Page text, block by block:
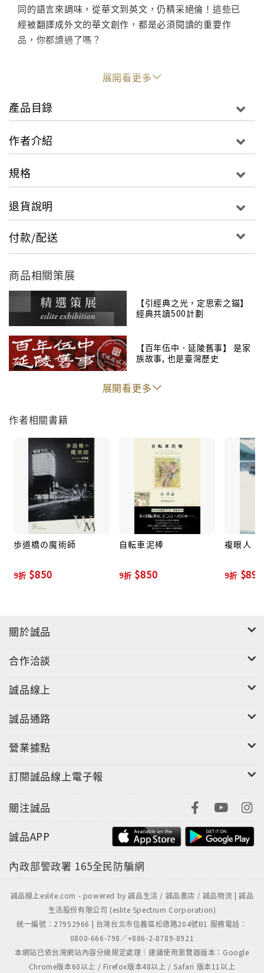
同的語言來調味，從華文到英文，仍精采絕倫！這些已
經被翻譯成外文的華文創作，都是必須閱讀的重要作
品，你都讀過了嗎？
☞點此進入迷誠品閱讀文章
那是一個你無法好好哀悼，無法好好愛的時代。
Longlisted
2018
◎繼法國島嶼文學獎小說獎、《Time Out Beijing》百
年來最佳中文小說《複眼人》、博客來華文創作年度之
最《天橋上的魔術師》、金石堂年度十大影響力好書
出版，受到國際評論稱譽小說家吳明益重要長篇小說。
◎小說藉由「物」的歷史，走進島嶼的歷史。可與獲得
《亞洲週刊》年度十大中文小說的《睡眠的航線》視為
連作。
◎書中小說主人公撰寫的〈鐵馬誌〉筆記，娓娓道來腳
踏車歷史，並附有精緻手繪鐵馬插圖；既是小說，也是
庶民史的展現。
◎附有作者親繪摺頁海報──「歷史事件及小說事件對照
◎榮獲2015台灣文學館長篇小說金典獎、誠品書店閱讀
中時開卷年度好書（中文創作類）、文化部2001-2015
台灣長篇小說30部
◎收錄知名評論家、哈佛大學講座教授王德威精采序
論。
／
件的縫隙都還留著故事……
小說裡被遺忘的腳踏車開始。
故事從失蹤了二十年的父親及一輛幸福牌腳踏車說起。
一天我在翻閱家族相簿時，一張陌生人和一輛熟悉腳踏
車的決心，而一個讀者的來信則讓那輛腳踏車從虛構小
說進入現實⋯⋯
「我」藉由收集各種幸福牌腳踏車的機會，認識了喜愛
收藏舊貨的阿布、酷愛古董腳踏車的小夏，以及放有那
輛酷似父親幸福牌腳踏車的咖啡店店主、熱愛攝影的鄒
族青年阿巴斯。
透過阿巴斯父親的錄音帶，一場人們與動物、森林同遭
傷害的戰爭重現眼前⋯⋯
及腳踏車，透過島嶼的地景，交錯拉出一個個現實與回
憶的故事──閱讀這部小說彷彿經歷了一趟關於生存與死
亡、命運與運命，時代不仁的感傷旅程。
人類有一天會知道，象和他們一樣理解黑夜、雨季、星
象與傷心。當長老母象倒地時，其他的象完全停步，圍
展開看更多
產品目錄
作者介紹
規格
退貨說明
付款/配送
商品相關策展
【引經典之光，定思索之錨】
經典共讀500計劃
【百年伍中．延陵舊事】 是家
族故事, 也是臺灣歷史
展開看更多
作者相關書籍
歩道橋の魔術師
9折 $850
自転車泥棒
9折 $850
複眼人
9折 $891
關於誠品
合作洽談
誠品線上
誠品通路
營業據點
訂閱誠品線上電子報
關注誠品
誠品APP
內政部警政署 165全民防騙網
誠品線上eslite.com - powered by 誠品生活 / 誠品書店 / 誠品物流 | 誠品
生活股份有限公司 (eslite Spectrum Corporation)
統一編號：27952966 | 台灣台北市信義區松德路204號B1 服務電話：
0800-666-798／+886-2-8789-8921
本網站已依台灣網站內容分級規定處理｜建議使用瀏覽器版本：Google
Chrome版本60以上 / Firefox版本48以上 / Safari 版本11以上